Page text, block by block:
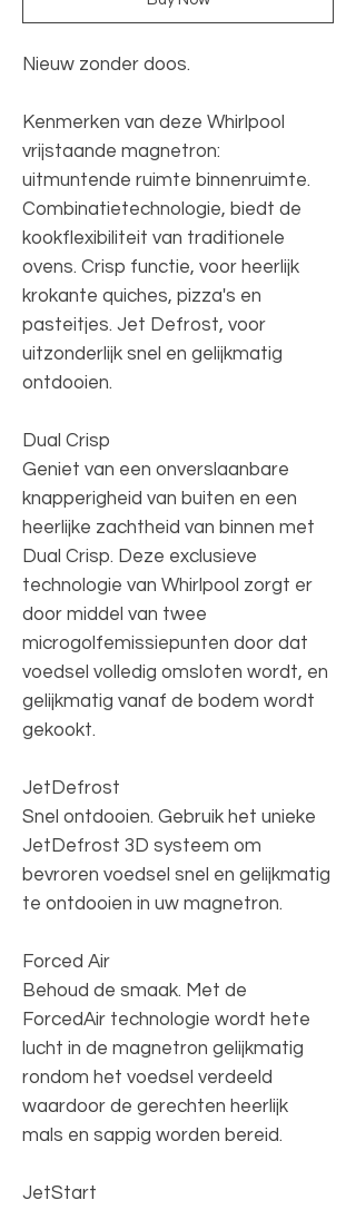
Nieuw zonder doos.
Kenmerken van deze Whirlpool
vrijstaande magnetron:
uitmuntende ruimte binnenruimte.
Combinatietechnologie, biedt de
kookflexibiliteit van traditionele
ovens. Crisp functie, voor heerlijk
krokante quiches, pizza's en
pasteitjes. Jet Defrost, voor
uitzonderlijk snel en gelijkmatig
ontdooien.
Dual Crisp
Geniet van een onverslaanbare
knapperigheid van buiten en een
heerlijke zachtheid van binnen met
Dual Crisp. Deze exclusieve
technologie van Whirlpool zorgt er
door middel van twee
microgolfemissiepunten door dat
voedsel volledig omsloten wordt, en
gelijkmatig vanaf de bodem wordt
gekookt.
JetDefrost
Snel ontdooien. Gebruik het unieke
JetDefrost 3D systeem om
bevroren voedsel snel en gelijkmatig
te ontdooien in uw magnetron.
Forced Air
Behoud de smaak. Met de
ForcedAir technologie wordt hete
lucht in de magnetron gelijkmatig
rondom het voedsel verdeeld
waardoor de gerechten heerlijk
mals en sappig worden bereid.
JetStart